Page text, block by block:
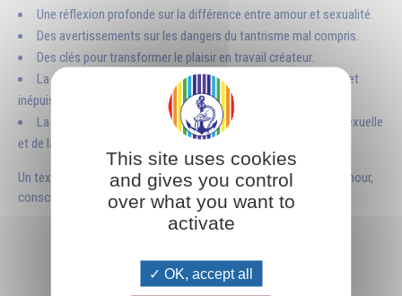
Une réflexion profonde sur la différence entre amour et sexualité.
Des avertissements sur les dangers du tantrisme mal compris.
Des clés pour transformer le plaisir en travail créateur.
La découverte de l’amour spirituel comme nourriture subtile et
inépuisable.
La vision d’un idéal supérieur capable de sublimer l’énergie sexuelle
et de la diriger vers la lumière.
Un texte à la fois pratique et initiatique, qui invite à réconcilier amour,
conscience et spiritualité.
Ce qu'ils en disent
« Omraam Mikhaël Aïvanhov prend sa place parmi
This site uses cookies
and gives you control
over what you want to
activate
OK, accept all